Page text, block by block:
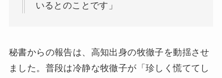
いるとのことです」
秘書からの報告は、高知出身の牧徹子を動揺させ
ました。普段は冷静な牧徹子が「珍しく慌ててし